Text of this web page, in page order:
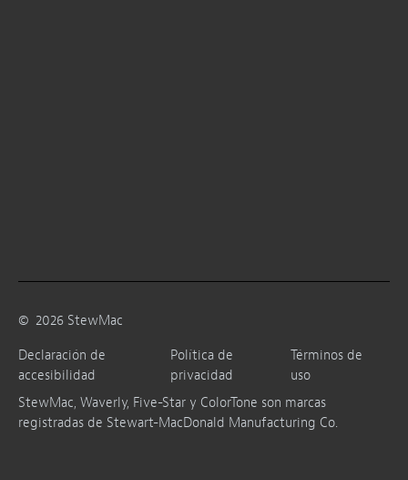
© 2026 StewMac
Declaración de
accesibilidad
Política de
privacidad
Términos de
uso
StewMac, Waverly, Five-Star y ColorTone son marcas
registradas de Stewart-MacDonald Manufacturing Co.